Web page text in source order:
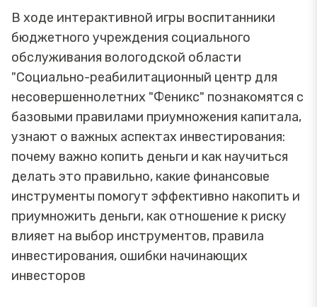
В ходе интерактивной игры воспитанники
бюджетного учреждения социального
обслуживания вологодской области
"Социально-реабилитационный центр для
несовершеннолетних "Феникс" познакомятся с
базовыми правилами приумножения капитала,
узнают о важных аспектах инвестирования:
почему важно копить деньги и как научиться
делать это правильно, какие финансовые
инструменты помогут эффективно накопить и
приумножить деньги, как отношение к риску
влияет на выбор инструментов, правила
инвестирования, ошибки начинающих
инвесторов